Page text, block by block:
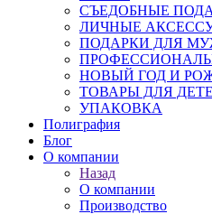
СЪЕДОБНЫЕ
ЛИЧНЫЕ
ПОДАРКИ ДЛЯ
НОВЫЙ ГОД И
ТОВАРЫ ДЛЯ
УПАКОВКА
Полиграфия
Блог
О компании
Назад
О компании
Производство